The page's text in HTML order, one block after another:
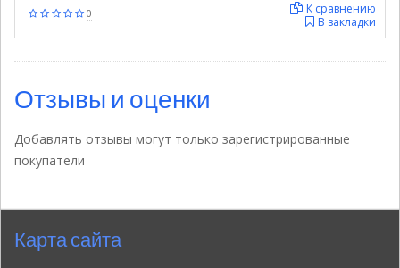
0
В закладки
К сравнению
Отзывы и оценки
Добавлять отзывы могут только зарегистрированные
покупатели
Карта сайта